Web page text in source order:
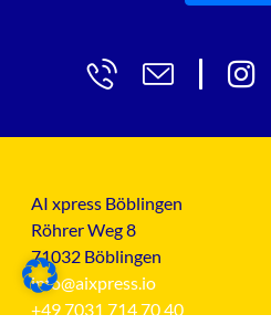
AI xpress Böblingen
Röhrer Weg 8
71032 Böblingen
info@aixpress.io
+49 7031 714 70 40